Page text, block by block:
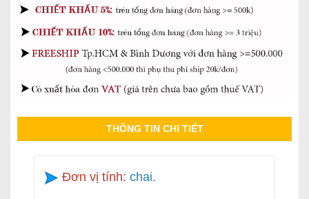
THÔNG TIN CHI TIẾT
Đơn vị tính: chai.